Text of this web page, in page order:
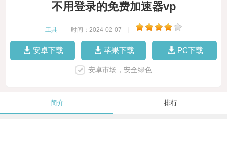
不用登录的免费加速器vp
工具 时间：2024-02-07
安卓下载 苹果下载 PC下载
安卓市场，安全绿色
简介 排行